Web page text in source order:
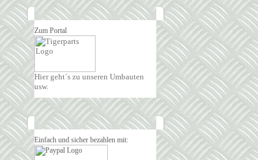
Zum Portal
Hier geht´s zu unseren Umbauten
usw.
Einfach und sicher bezahlen mit: